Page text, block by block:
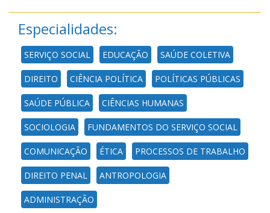
Especialidades:
SERVIÇO SOCIAL EDUCAÇÃO SAÚDE COLETIVA
DIREITO CIÊNCIA POLÍTICA POLÍTICAS PÚBLICAS
SAÚDE PÚBLICA CIÊNCIAS HUMANAS
SOCIOLOGIA FUNDAMENTOS DO SERVIÇO SOCIAL
COMUNICAÇÃO ÉTICA PROCESSOS DE TRABALHO
DIREITO PENAL ANTROPOLOGIA
ADMINISTRAÇÃO